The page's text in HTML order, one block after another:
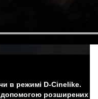
в режимі D-Cinelike.
допомогою розширених